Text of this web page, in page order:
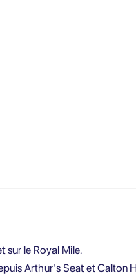
sur le Royal Mile.
Arthur's Seat et Calton